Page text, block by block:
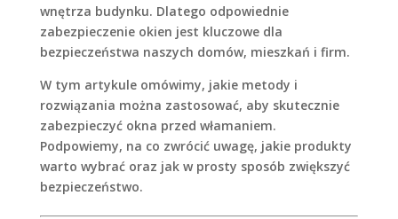
wnętrza budynku. Dlatego odpowiednie
zabezpieczenie okien jest kluczowe dla
bezpieczeństwa naszych domów, mieszkań i firm.
W tym artykule omówimy, jakie metody i
rozwiązania można zastosować, aby skutecznie
zabezpieczyć okna przed włamaniem.
Podpowiemy, na co zwrócić uwagę, jakie produkty
warto wybrać oraz jak w prosty sposób zwiększyć
bezpieczeństwo.